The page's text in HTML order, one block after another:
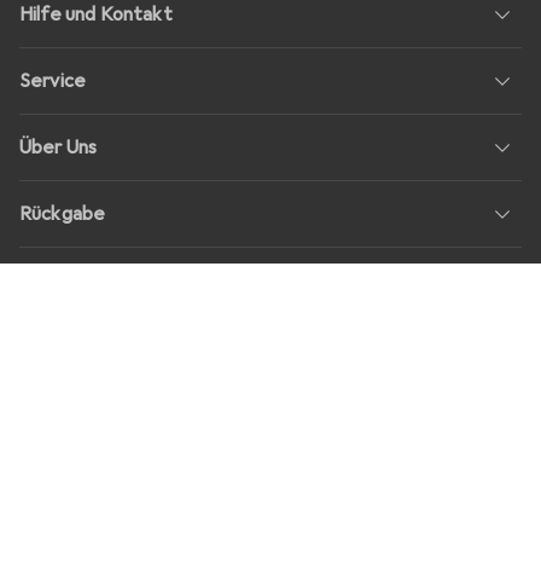
Hilfe und Kontakt
Service
Über Uns
Rückgabe